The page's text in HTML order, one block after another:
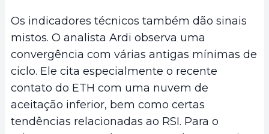
Os indicadores técnicos também dão sinais
mistos. O analista Ardi observa uma
convergência com várias antigas mínimas de
ciclo. Ele cita especialmente o recente
contato do ETH com uma nuvem de
aceitação inferior, bem como certas
tendências relacionadas ao RSI. Para o